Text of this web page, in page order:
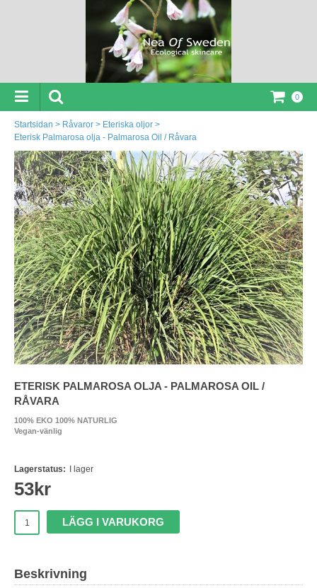
0
Startsidan > Råvaror > Eteriska oljor >
Eterisk Palmarosa olja - Palmarosa Oil / Råvara
ETERISK PALMAROSA OLJA - PALMAROSA OIL /
RÅVARA
100% EKO 100% NATURLIG
Vegan-vänlig
Lagerstatus: I lager
53kr
LÄGG I VARUKORG
Beskrivning